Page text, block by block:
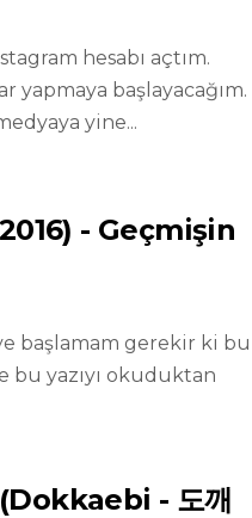
hesabı açtım.
yapmaya başlayacağım.
yine...
- Geçmişin
başlamam gerekir ki bu
bu yazıyı okuduktan
- 도깨